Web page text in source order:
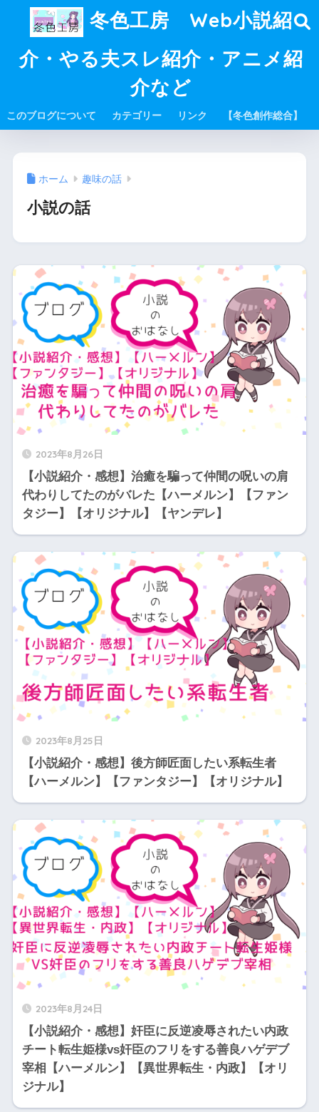
冬色工房 Web小説紹
介・やる夫スレ紹介・アニメ紹
介など
このブログについて カテゴリー リンク 【冬色創作総合】
ホーム 趣味の話
小説の話
2023年8月26日
【小説紹介・感想】治癒を騙って仲間の呪いの肩
代わりしてたのがバレた【ハーメルン】【ファン
タジー】【オリジナル】【ヤンデレ】
2023年8月25日
【小説紹介・感想】後方師匠面したい系転生者
【ハーメルン】【ファンタジー】【オリジナル】
2023年8月24日
【小説紹介・感想】奸臣に反逆凌辱されたい内政
チート転生姫様vs奸臣のフリをする善良ハゲデブ
宰相【ハーメルン】【異世界転生・内政】【オリ
ジナル】